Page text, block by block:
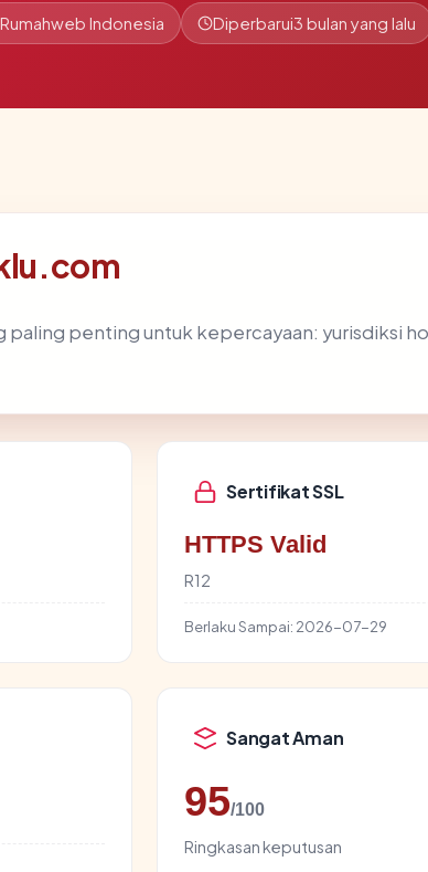
Indonesia Diperbarui3 bulan yang lalu
paling penting untuk kepercayaan: yurisdiksi
Sertifikat SSL
HTTPS Valid
R12
Berlaku Sampai: 2026-07-29
Sangat Aman
95/100
Ringkasan keputusan